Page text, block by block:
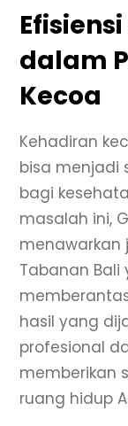
dalam
Kecoa
Kehadiran
bisa menjadi
bagi
masalah ini,
menawarkan
Tabanan
hasil yang
profesional
memberikan
ruang hidup